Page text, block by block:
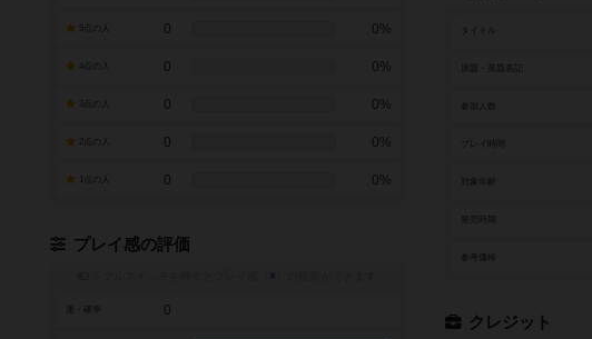
タイトル
参加人数
参考価格
クレジット
0 0%
0 0%
0 0%
0 0%
0 0%
プレイ感の評価
※
0